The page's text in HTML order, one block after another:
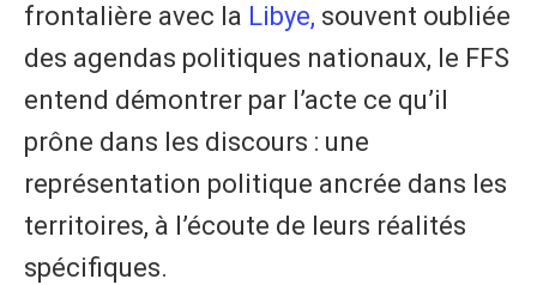
frontalière avec la Libye, souvent oubliée
des agendas politiques nationaux, le FFS
entend démontrer par l’acte ce qu’il
prône dans les discours : une
représentation politique ancrée dans les
territoires, à l’écoute de leurs réalités
spécifiques.